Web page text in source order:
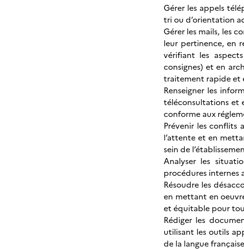
Gérer les appels
tri ou d’orientation
Gérer les mails, les
leur pertinence, en
vérifiant les
consignes) et en
traitement rapide et
Renseigner les
téléconsultations et
conforme aux
Prévenir les conflits
l’attente et en
sein de
Analyser les
procédures internes
Résoudre les
en mettant en
et équitable pour
Rédiger les
utilisant les outils
de la langue